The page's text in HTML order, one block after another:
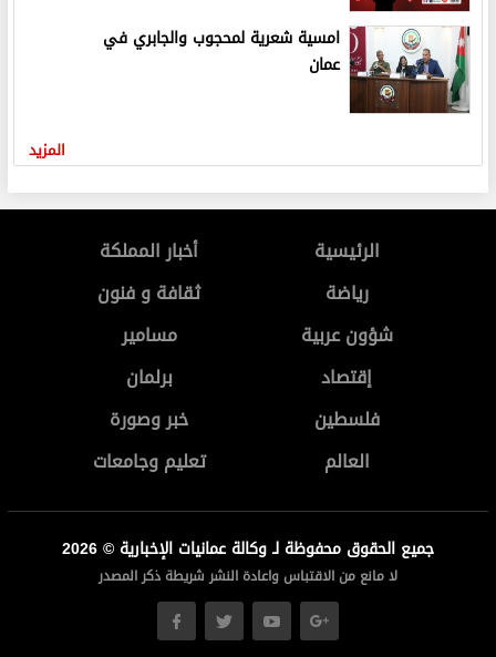
امسية شعرية لمحجوب والجابري في
عمان
المزيد
الرئيسية
أخبار المملكة
رياضة
ثقافة و فنون
شؤون عربية
مسامير
إقتصاد
برلمان
فلسطين
خبر وصورة
العالم
تعليم وجامعات
جميع الحقوق محفوظة لـ وكالة عمانيات الإخبارية © 2026
لا مانع من الاقتباس واعادة النشر شريطة ذكر المصدر